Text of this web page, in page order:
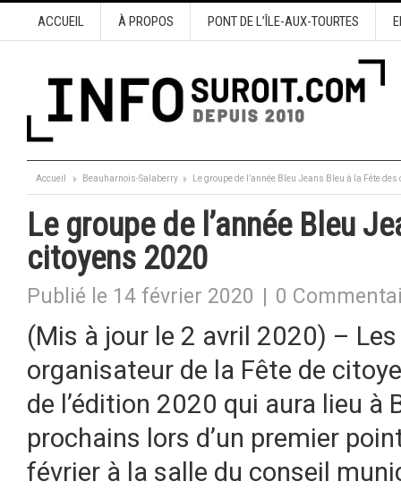
ACCUEIL À PROPOS PONT DE L’ÎLE-AUX-TOURTES
Accueil Beauharnois-Salaberry Le groupe de l’année Bleu Jeans Bleu à la Fête
Le groupe de l’année Bleu
citoyens 2020
Publié le 14 février 2020 0
(Mis à jour le 2 avril 2020) –
organisateur de la Fête de
de l’édition 2020 qui aura lieu
prochains lors d’un premier
février à la salle du conseil